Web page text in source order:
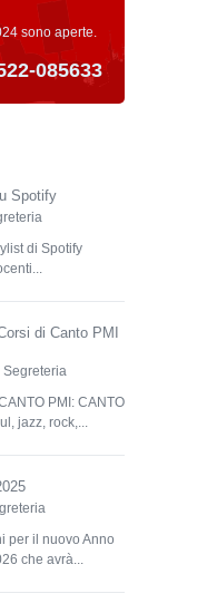
sono aperte.
085633
Spotify
di Spotify
di Canto PMI
Segreteria
PMI: CANTO
jazz, rock,...
per il nuovo Anno
che avrà...